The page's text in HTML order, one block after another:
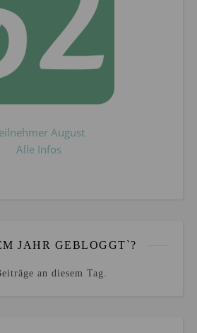
August
Alle Infos
JAHR GEBLOGGT`?
an diesem Tag.